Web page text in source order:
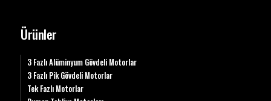
Ürünler
3 Fazlı Alüminyum Gövdeli Motorlar
3 Fazlı Pik Gövdeli Motorlar
Tek Fazlı Motorlar